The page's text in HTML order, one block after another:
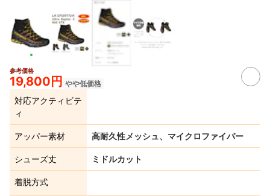
参考価格
19,800円 やや低価格
対応アクティビテ
ィ
アッパー素材 高耐久性メッシュ、マイクロファイバー
シューズ丈 ミドルカット
着脱方式